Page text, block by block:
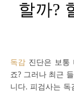
할까?
독감 진단은 보통
죠? 그러나 최근
니다. 피검사는 독